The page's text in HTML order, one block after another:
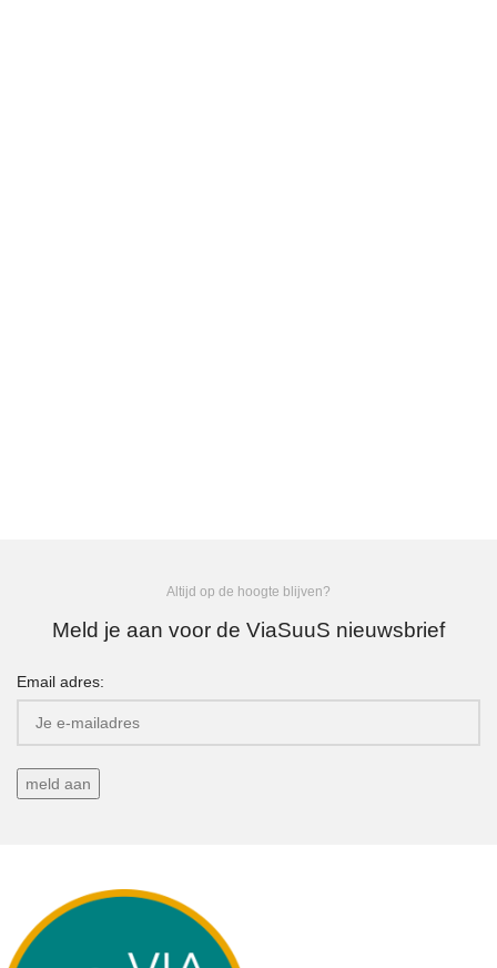
Altijd op de hoogte blijven?
Meld je aan voor de ViaSuuS nieuwsbrief
Email adres: